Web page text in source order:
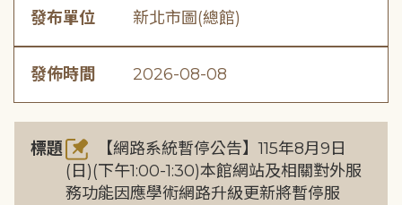
發布單位 新北市圖(總館)
發佈時間 2026-08-08
標題
【網路系統暫停公告】115年8月9日
(日)(下午1:00-1:30)本館網站及相關對外服
務功能因應學術網路升級更新將暫停服